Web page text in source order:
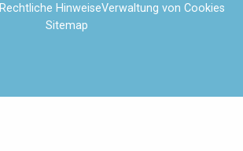
Rechtliche HinweiseVerwaltung von Cookies
Sitemap